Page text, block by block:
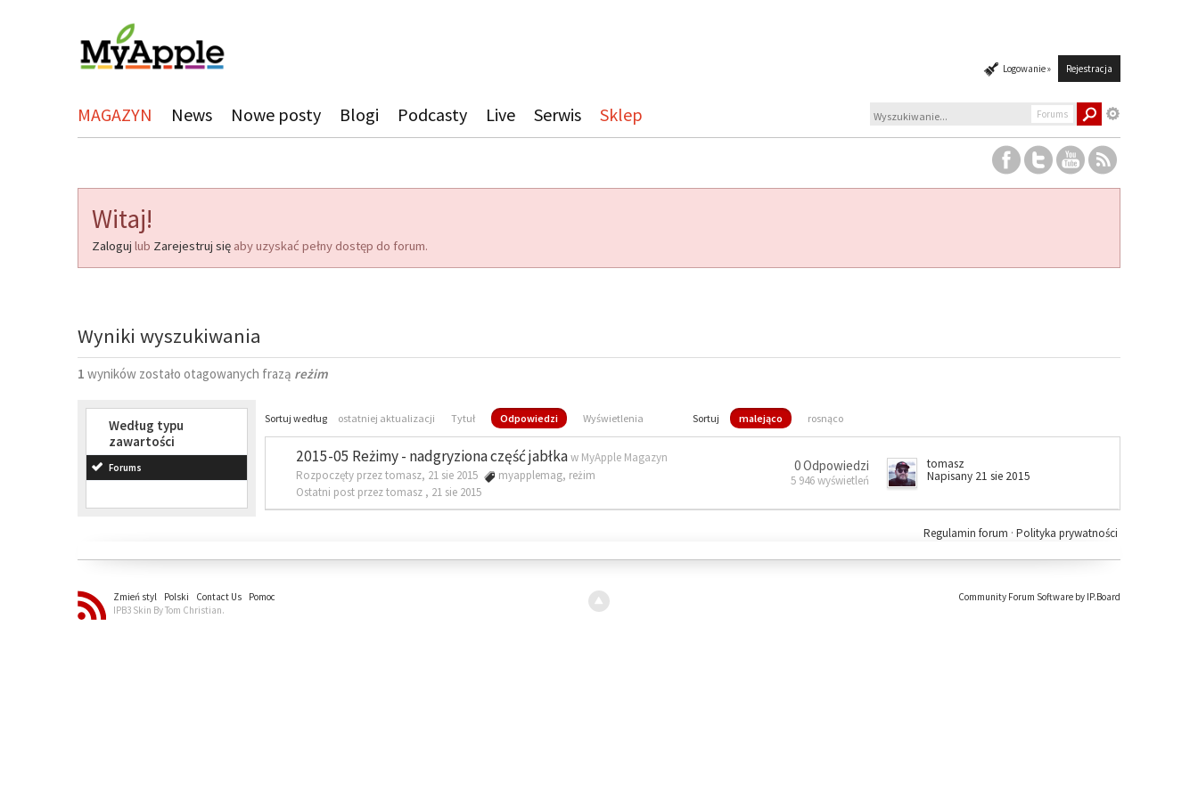
Logowanie » Rejestracja
MAGAZYN News Nowe posty Blogi Podcasty Live Serwis Sklep Forums
Witaj!
Zaloguj lub Zarejestruj się aby uzyskać pełny dostęp do forum.
Wyniki wyszukiwania
1 wyników zostało otagowanych frazą reżim
Według typu
zawartości
Forums
Sortuj według ostatniej aktualizacji Tytuł Odpowiedzi Wyświetlenia Sortuj malejąco rosnąco
2015-05 Reżimy - nadgryziona część jabłkaw MyApple Magazyn
Rozpoczęty przez tomasz, 21 sie 2015
myapplemag, reżim
Ostatni post przez tomasz , 21 sie 2015
0 Odpowiedzi
5 946 wyświetleń
tomasz
Napisany 21 sie 2015
Polityka prywatności
Regulamin forum ·
Zmień styl Polski Contact Us
Pomoc
IPB3 Skin By Tom Christian.
Community Forum Software by IP.Board